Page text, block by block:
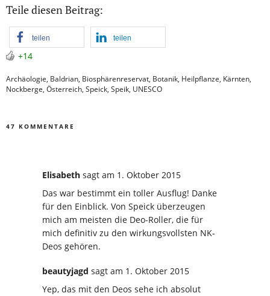
Teile diesen Beitrag:
teilen teilen
+14
Archäologie, Baldrian, Biosphärenreservat, Botanik, Heilpflanze, Kärnten,
Nockberge, Österreich, Speick, Speik, UNESCO
47 KOMMENTARE
Elisabeth sagt am 1. Oktober 2015
Das war bestimmt ein toller Ausflug! Danke
für den Einblick. Von Speick überzeugen
mich am meisten die Deo-Roller, die für
mich definitiv zu den wirkungsvollsten NK-
Deos gehören.
beautyjagd sagt am 1. Oktober 2015
Yep, das mit den Deos sehe ich absolut